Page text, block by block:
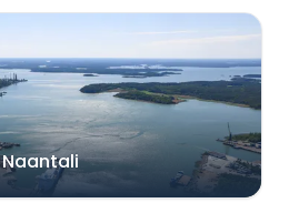
Naantali